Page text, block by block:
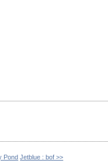
Pond Jetblue : bof >>